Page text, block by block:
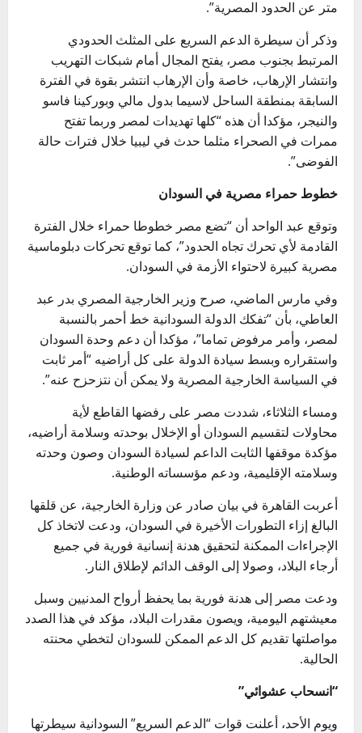
متر عن الحدود المصرية”.
وذكر أن سيطرة الدعم السريع على المثلث الحدودي
المرتبط بجنوب مصر، يفتح المجال أمام شبكات التهريب
وانتشار الإرهاب، خاصة وأن الإرهاب انتشر بقوة في الفترة
السابقة بمنطقة الساحل لاسيما بدول مالي وبوركينا فاسو
والنيجر، مؤكدا أن هذه “كلها تهديدات لمصر وربما تفتح
ممرات في الصحراء مثلما حدث في ليبيا خلال فترات حالة
الفوضى”.
خطوط حمراء مصرية في السودان
وتوقع عبد الواحد أن “تضع مصر خطوطا حمراء خلال الفترة
القادمة لأي تحرك تجاه الحدود”، كما توقع تحركات دبلوماسية
مصرية كبيرة لاحتواء الأزمة في السودان.
وفي مارس الماضي، صرح وزير الخارجية المصري بدر عبد
العاطي، بأن “تفكك الدولة السودانية خط أحمر بالنسبة
لمصر، وأمر مرفوض تماما”، مؤكدا أن دعم وحدة السودان
واستقراره وبسط سيادة الدولة على كل أراضيه “أمر ثابت
في السياسة الخارجية المصرية ولا يمكن أن نتزحزح عنه”.
ومساء الثلاثاء، شددت مصر على رفضها القاطع لأية
محاولات لتقسيم السودان أو الإخلال بوحدته وسلامة أراضيه،
مؤكدة موقفها الثابت الداعم لسيادة السودان وصون وحدته
وسلامته الإقليمية، ودعم مؤسساته الوطنية.
أعربت القاهرة في بيان صادر عن وزارة الخارجية، عن قلقها
البالغ إزاء التطورات الأخيرة في السودان، ودعت لاتخاذ كل
الإجراءات الممكنة لتحقيق هدنة إنسانية فورية في جميع
أرجاء البلاد، وصولا إلى الوقف الدائم لإطلاق النار.
ودعت مصر إلى هدنة فورية بما يحفظ أرواح المدنيين وسبل
معيشتهم اليومية، ويصون مقدرات البلاد، مؤكد في هذا الصدد
مواصلتها تقديم كل الدعم الممكن للسودان لتخطي محنته
الحالية.
“انسحاب عشوائي”
ويوم الأحد، أعلنت قوات “الدعم السريع” السودانية سيطرتها